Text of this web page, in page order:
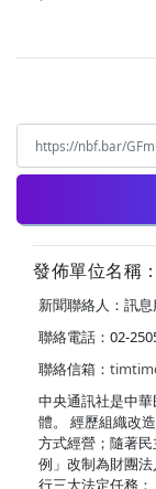
發佈單位名稱
新聞聯絡人：訊
聯絡電話：02-
聯絡信箱：
中央通訊社是中
體。 經歷組織改
方式經營；隨著
例」改制為財團
行三大法定任務